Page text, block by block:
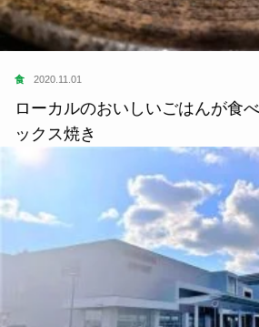
食 2020.11.01
ローカルのおいしいごはんが食
ックス焼き